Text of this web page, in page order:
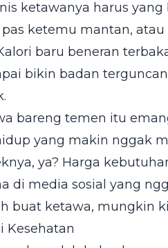
ketawanya harus yang
ketemu mantan,
baru beneran
bikin badan
bareng temen itu
yang makin nggak
ya? Harga
di media sosial yang
buat ketawa, mungkin
Kesehatan